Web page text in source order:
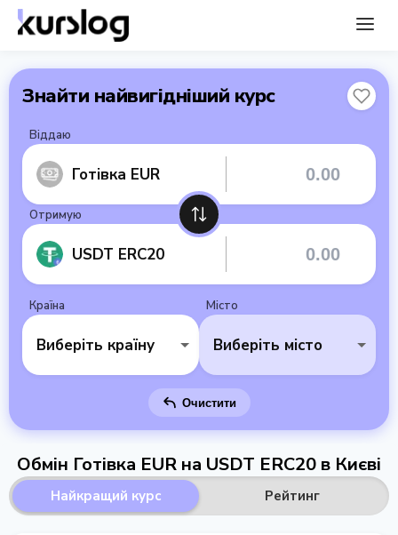
Знайти найвигідніший курс
Віддаю
Готівка EUR
Отримую
USDT ERC20
Країна
Виберіть країну
Місто
Виберіть місто
Очистити
Обмін Готівка EUR на USDT ERC20 в Києві
Найкращий курс Рейтинг